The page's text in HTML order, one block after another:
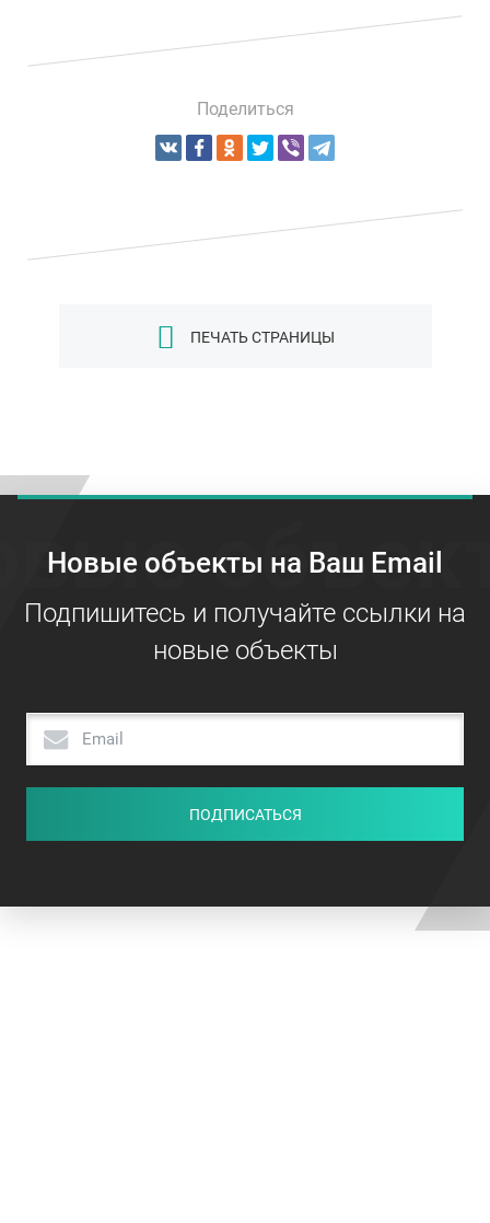
Поделиться
ПЕЧАТЬ СТРАНИЦЫ
Новые объекты на Ваш Email
Подпишитесь и получайте ссылки на
новые объекты
ПОДПИСАТЬСЯ